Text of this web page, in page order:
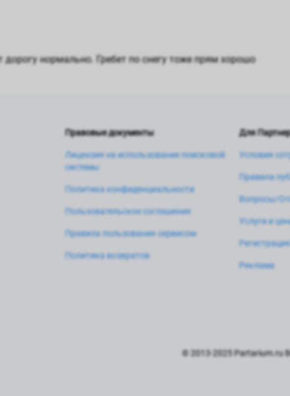
нормально. Гребет по снегу тоже прям хорошо
Правовые документы
Лицензия на использование поисковой
системы
Политика конфиденциальности
Пользовательское соглашение
Правила пользования сервисом
Политика возвратов
Для
Условия
Правила
Вопросы/
Услуги и
Реклама
© 2013-2025 Partarium.ru